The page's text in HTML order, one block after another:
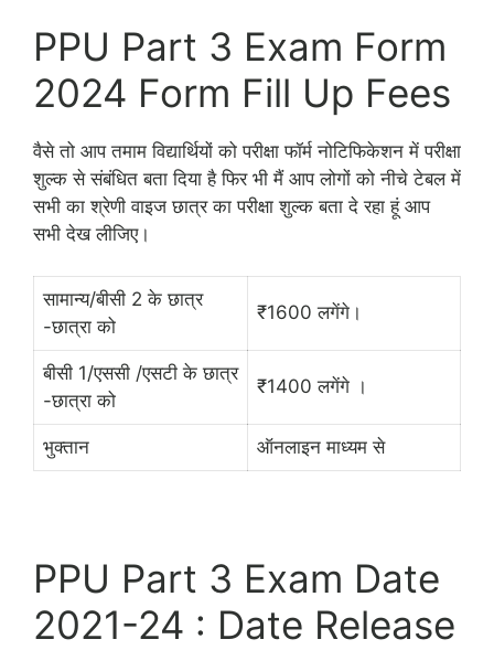
PPU Part 3 Exam Form
2024 Form Fill Up Fees
वैसे तो आप तमाम विद्यार्थियों को परीक्षा फॉर्म नोटिफिकेशन में परीक्षा
शुल्क से संबंधित बता दिया है फिर भी मैं आप लोगों को नीचे टेबल में
सभी का श्रेणी वाइज छात्र का परीक्षा शुल्क बता दे रहा हूं आप
सभी देख लीजिए।
सामान्य/बीसी 2 के छात्र
-छात्रा को
₹1600 लगेंगे।
बीसी 1/एससी /एसटी के छात्र
-छात्रा को
₹1400 लगेंगे ।
भुक्तान ऑनलाइन माध्यम से
PPU Part 3 Exam Date
2021-24 : Date Release